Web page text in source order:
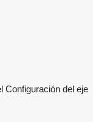
Configuración del eje